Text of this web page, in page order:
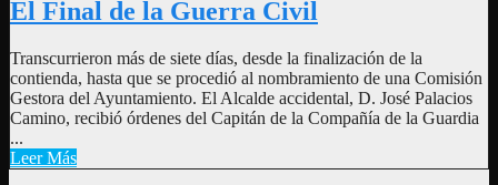
El Final de la Guerra Civil
Transcurrieron más de siete días, desde la finalización de la
contienda, hasta que se procedió al nombramiento de una Comisión
Gestora del Ayuntamiento. El Alcalde accidental, D. José Palacios
Camino, recibió órdenes del Capitán de la Compañía de la Guardia
...
Leer Más